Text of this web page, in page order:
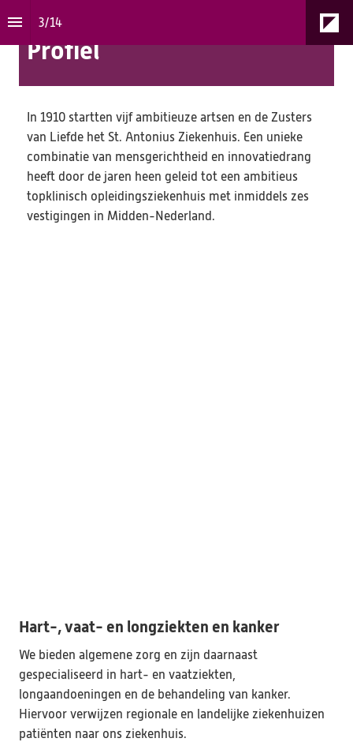
3/14
Profiel
In 1910 startten vijf ambitieuze artsen en de Zusters
van Liefde het St. Antonius Ziekenhuis. Een unieke
combinatie van mensgerichtheid en innovatiedrang
heeft door de jaren heen geleid tot een ambitieus
topklinisch opleidingsziekenhuis met inmiddels zes
vestigingen in Midden-Nederland.
Hart-, vaat- en longziekten en kanker
We bieden algemene zorg en zijn daarnaast
gespecialiseerd in hart- en vaatziekten,
longaandoeningen en de behandeling van kanker.
Hiervoor verwijzen regionale en landelijke ziekenhuizen
patiënten naar ons ziekenhuis.